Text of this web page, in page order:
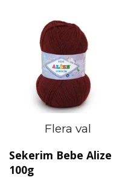
Flera val
Sekerim Bebe Alize
100g